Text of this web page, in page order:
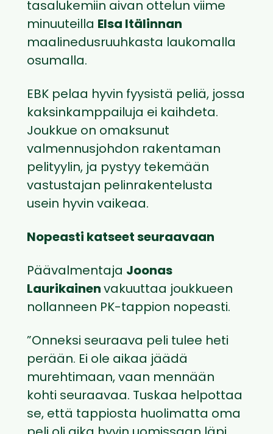
tasalukemiin aivan ottelun viime
minuuteilla Elsa Itälinnan
maalinedusruuhkasta laukomalla
osumalla.
EBK pelaa hyvin fyysistä peliä, jossa
kaksinkamppailuja ei kaihdeta.
Joukkue on omaksunut
valmennusjohdon rakentaman
pelityylin, ja pystyy tekemään
vastustajan pelinrakentelusta
usein hyvin vaikeaa.
Nopeasti katseet seuraavaan
Päävalmentaja Joonas
Laurikainen vakuuttaa joukkueen
nollanneen PK-tappion nopeasti.
”Onneksi seuraava peli tulee heti
perään. Ei ole aikaa jäädä
murehtimaan, vaan mennään
kohti seuraavaa. Tuskaa helpottaa
se, että tappiosta huolimatta oma